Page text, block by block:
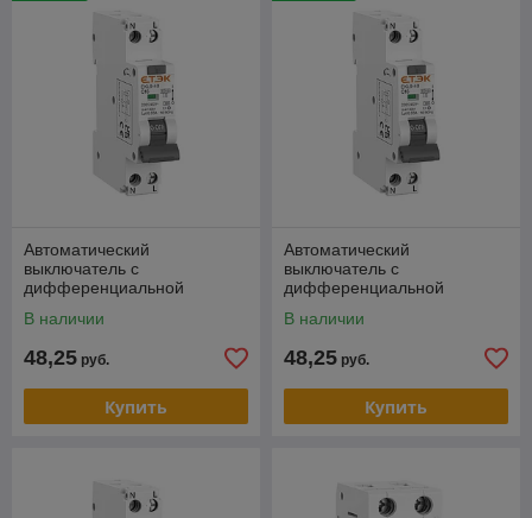
Автоматический
выключатель с
дифференциальной
1P+N 6A 30mA кривая С тип
В наличии
48,25 руб.
Купить
Автоматический
выключатель с
дифференциальной
1P+N 10A 30mA кривая С
В наличии
48,25 руб.
Купить